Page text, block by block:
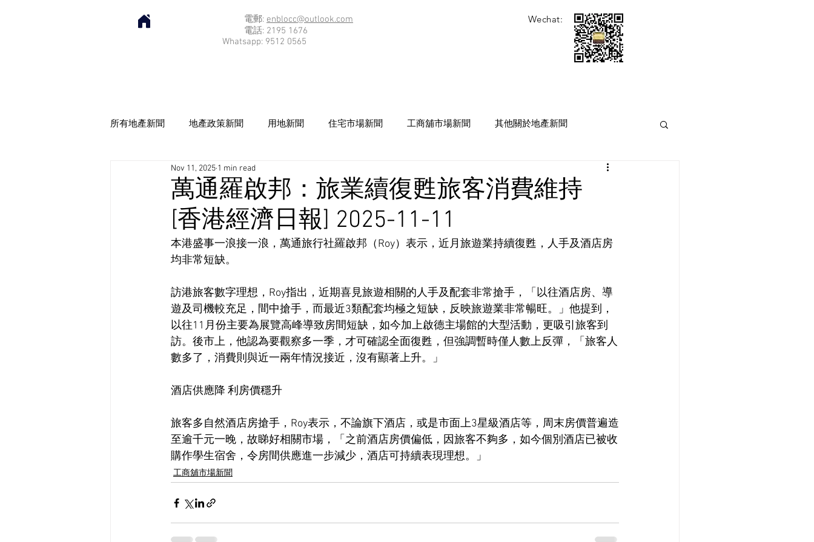
電郵: enblocc@outlook.com
電話: 2195 1676
Whatsapp: 9512 0565
Wechat:
所有地產新聞 地產政策新聞 用地新聞 住宅市場新聞 工商舖市場新聞 其他關於地產新聞
萬通羅啟邦：旅業續復甦旅客消費維持
[香港經濟日報] 2025-11-11
Nov 11, 2025 1 min read
本港盛事一浪接一浪，萬通旅行社羅啟邦（Roy）表示，近月旅遊業持續復甦，人手及酒店房
均非常短缺。
訪港旅客數字理想，Roy指出，近期喜見旅遊相關的人手及配套非常搶手，「以往酒店房、導
遊及司機較充足，間中搶手，而最近3類配套均極之短缺，反映旅遊業非常暢旺。」他提到，
以往11月份主要為展覽高峰導致房間短缺，如今加上啟德主場館的大型活動，更吸引旅客到
訪。後市上，他認為要觀察多一季，才可確認全面復甦，但強調暫時僅人數上反彈，「旅客人
數多了，消費則與近一兩年情況接近，沒有顯著上升。」
酒店供應降 利房價穩升
旅客多自然酒店房搶手，Roy表示，不論旗下酒店，或是市面上3星級酒店等，周末房價普遍造
至逾千元一晚，故睇好相關市場，「之前酒店房價偏低，因旅客不夠多，如今個別酒店已被收
購作學生宿舍，令房間供應進一步減少，酒店可持續表現理想。」
工商舖市場新聞